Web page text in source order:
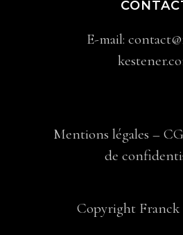
E-mail:
Mentions légales –
de
Copyright Franck